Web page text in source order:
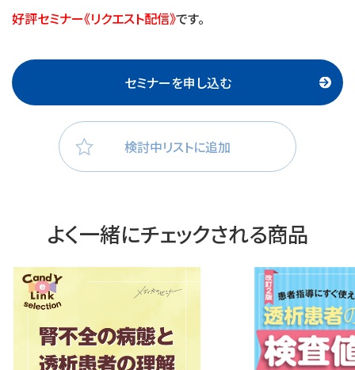
好評セミナー《リクエスト配信》です。
セミナーを申し込む
検討中リストに追加
よく一緒にチェックされる商品